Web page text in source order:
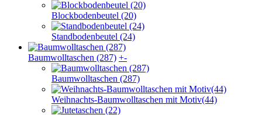
Blockbodenbeutel (20)
Standbodenbeutel (24)
Baumwolltaschen (287) +-
Baumwolltaschen (287)
Weihnachts-Baumwolltaschen mit Motiv(44)